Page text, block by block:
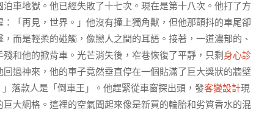
車地獄。他已經失敗了十七次。現在是第十八次。他打了方
「再見，世界。」他沒有撞上獨角獸，但他那顫抖的車尾卻
而是輕柔的碰觸，像戀人之間的耳語。接著，一道濃郁的、
和他的掀背車。光芒消失後，窄巷恢復了平靜，只剩 身心診
過神來，他的車子竟然垂直停在一個貼滿了巨大獎狀的牆壁
落款人是「倒車王」。他趕緊從車窗探出頭，發客變設計現
大網格。這裡的空氣聞起來像是新買的輪胎和劣質香水的混